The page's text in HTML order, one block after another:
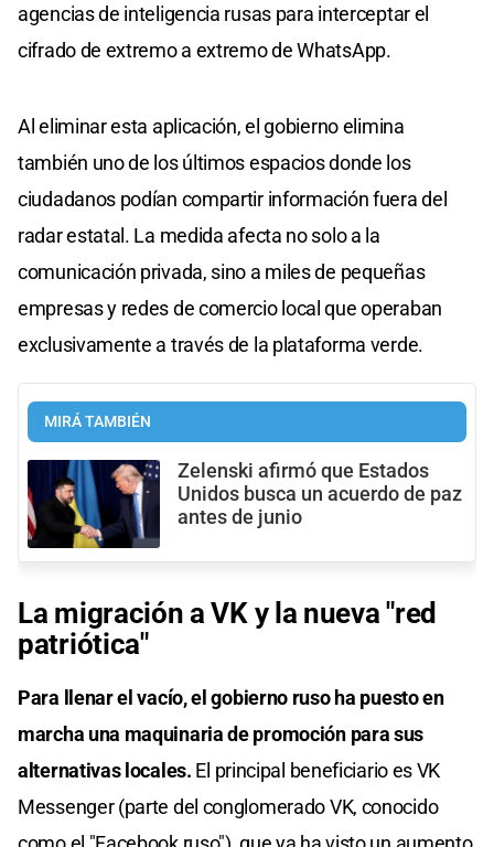
agencias de inteligencia rusas para interceptar el
cifrado de extremo a extremo de WhatsApp.
Al eliminar esta aplicación, el gobierno elimina
también uno de los últimos espacios donde los
ciudadanos podían compartir información fuera del
radar estatal. La medida afecta no solo a la
comunicación privada, sino a miles de pequeñas
empresas y redes de comercio local que operaban
exclusivamente a través de la plataforma verde.
MIRÁ TAMBIÉN
Zelenski afirmó que Estados
Unidos busca un acuerdo de paz
antes de junio
La migración a VK y la nueva "red
patriótica"
Para llenar el vacío, el gobierno ruso ha puesto en
marcha una maquinaria de promoción para sus
alternativas locales. El principal beneficiario es VK
Messenger (parte del conglomerado VK, conocido